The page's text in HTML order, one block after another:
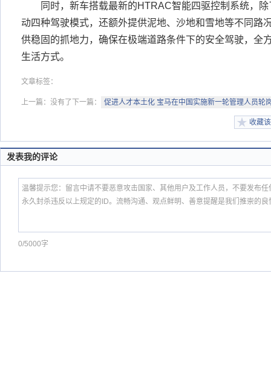
同时，新车搭载最新的HTRAC智能四驱控制系统，除
动四种驾驶模式，还额外提供泥地、沙地和雪地等不同路
供稳固的抓地力，确保在极端道路条件下的安全驾驶，全
生活方式。
文章标签：
上一篇：没有了 下一篇： 促进人才本土化 宝马在中国实施新一轮管理人员轮
收藏
发表我的评论
0/5000字